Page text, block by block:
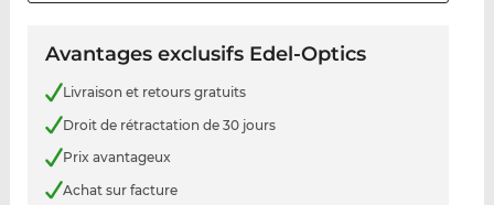
Avantages exclusifs Edel-Optics
Livraison et retours gratuits
Droit de rétractation de 30 jours
Prix avantageux
Achat sur facture